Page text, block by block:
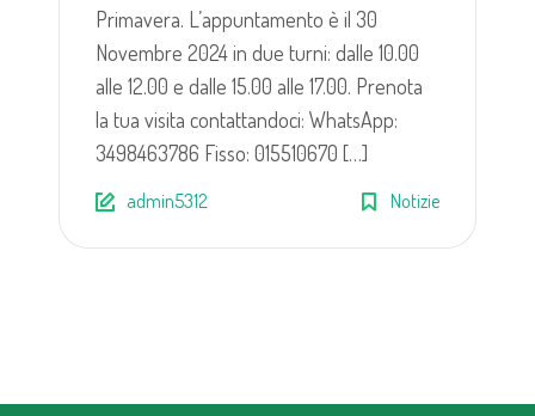
Primavera. L’appuntamento è il 30
Novembre 2024 in due turni: dalle 10.00
alle 12.00 e dalle 15.00 alle 17.00. Prenota
la tua visita contattandoci: WhatsApp:
3498463786 Fisso: 015510670 […]
admin5312 Notizie